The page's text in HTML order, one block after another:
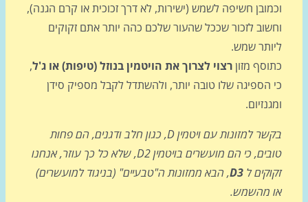
חשיפה לשמש (ישירות, לא דרך זכוכית או קרם הגנה),
לזכור שככל שהעור שלכם כהה יותר אתם זקוקים
שמש.
מזוןרצוי לצרוך את הויטמין בנוזל (טיפות) או ג'ל,
הספיגה שלו טובה יותר, ולהשתדל לקבל מספיק סידן
בקשר למזונות עם ויטמין D, כגון חלב ודגנים, הם פחות
טובים, כי הם מועשרים בויטמין D2, שלא כל כך עוזר, אנחנו
לD3, הבא ממזונות ה"טבעיים" (בניגוד למועשרים)
מהשמש.